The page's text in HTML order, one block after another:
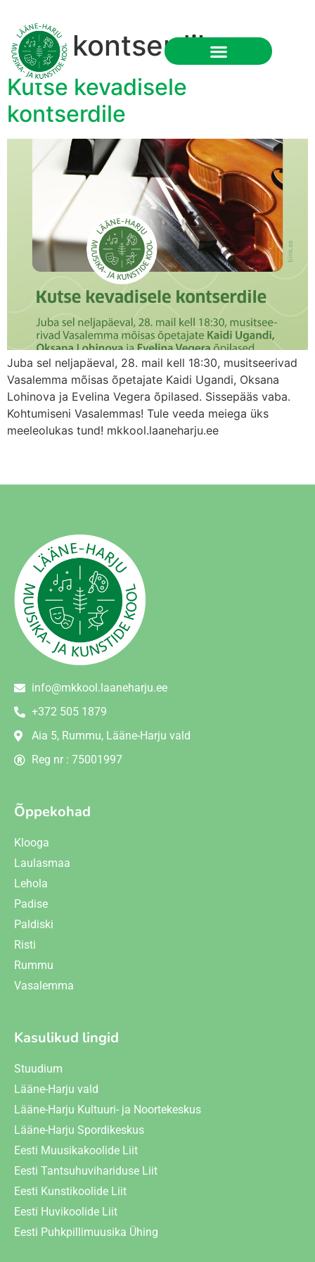
Silt:kontserdile
Kutse kevadisele
kontserdile
Juba sel neljapäeval, 28. mail kell 18:30, musitseerivad
Vasalemma mõisas õpetajate Kaidi Ugandi, Oksana
Lohinova ja Evelina Vegera õpilased. Sissepääs vaba.
Kohtumiseni Vasalemmas! Tule veeda meiega üks
meeleolukas tund! mkkool.laaneharju.ee
info@mkkool.laaneharju.ee
+372 505 1879
Aia 5, Rummu, Lääne-Harju vald
Reg nr : 75001997
Õppekohad
Klooga
Laulasmaa
Lehola
Padise
Paldiski
Risti
Rummu
Vasalemma
Kasulikud lingid
Stuudium
Lääne-Harju vald
Lääne-Harju Kultuuri- ja Noortekeskus
Lääne-Harju Spordikeskus
Eesti Muusikakoolide Liit
Eesti Tantsuhuvihariduse Liit
Eesti Kunstikoolide Liit
Eesti Huvikoolide Liit
Eesti Puhkpillimuusika Ühing